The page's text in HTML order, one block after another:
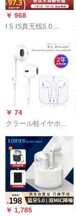
￥ 968
I 5 IS真无线5.0
TWSミニレレレレレ
レレレレ音乐イホゲ
ンンンンンンンはフ
ァァァンMiアール
用します。
￥ 74
クラール蛙イヤホー
ン耳に入るケベルベ
ル制御Ӣドフォ`ドパ
ソ音乐携帯电话でチ
キンアールミファ
￥ 1,785